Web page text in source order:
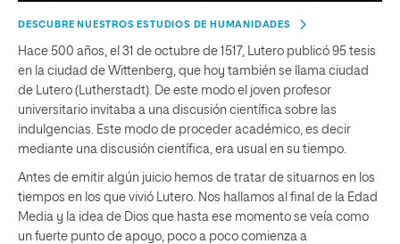
DESCUBRE NUESTROS ESTUDIOS DE HUMANIDADES
Hace 500 años, el 31 de octubre de 1517, Lutero publicó 95 tesis
en la ciudad de Wittenberg, que hoy también se llama ciudad
de Lutero (Lutherstadt). De este modo el joven profesor
universitario invitaba a una discusión científica sobre las
indulgencias. Este modo de proceder académico, es decir
mediante una discusión científica, era usual en su tiempo.
Antes de emitir algún juicio hemos de tratar de situarnos en los
tiempos en los que vivió Lutero. Nos hallamos al final de la Edad
Media y la idea de Dios que hasta ese momento se veía como
un fuerte punto de apoyo, poco a poco comienza a